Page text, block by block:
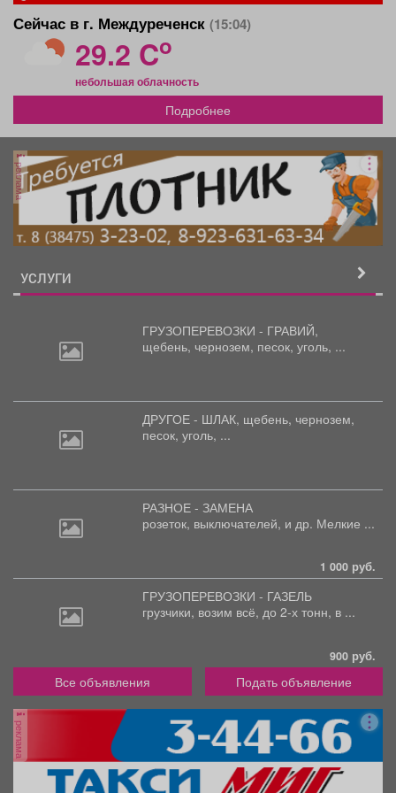
Сейчас в г. Междуреченск (15:04)
29.2 Co
небольшая облачность
Подробнее
реклама
УСЛУГИ
ГРУЗОПЕРЕВОЗКИ - ГРАВИЙ,
щебень, чернозем, песок, уголь, ...
ДРУГОЕ - ШЛАК, щебень, чернозем,
песок, уголь, ...
РАЗНОЕ - ЗАМЕНА
розеток, выключателей, и др. Мелкие ...
1 000 руб.
ГРУЗОПЕРЕВОЗКИ - ГАЗЕЛЬ
грузчики, возим всё, до 2-х тонн, в ...
900 руб.
Все объявления Подать объявление
реклама